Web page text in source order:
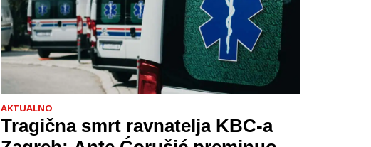
AKTUALNO
Tragična smrt ravnatelja KBC-a